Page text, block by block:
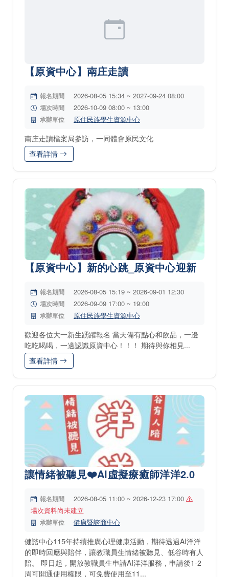
【原資中心】南庄走讀
報名期間 2026-08-05 15:34 ~ 2027-09-24 08:00
場次時間 2026-10-09 08:00 ~ 13:00
承辦單位 原住民族學生資源中心
南庄走讀檔案局參訪，一同體會原民文化
查看詳情
【原資中心】新的心跳_原資中心迎新
報名期間 2026-08-05 15:19 ~ 2026-09-01 12:30
場次時間 2026-09-09 17:00 ~ 19:00
承辦單位 原住民族學生資源中心
歡迎各位大一新生踴躍報名 當天備有點心和飲品，一邊
吃吃喝喝，一邊認識原資中心！！！ 期待與你相見...
查看詳情
讓情緒被聽見❤️AI虛擬療癒師洋洋2.0
報名期間
2026-08-05 11:00 ~ 2026-12-23 17:00
場次資料尚未建立
承辦單位 健康暨諮商中心
健諮中心115年持續推廣心理健康活動，期待透過AI洋洋
的即時回應與陪伴，讓教職員生情緒被聽見、低谷時有人
陪。 即日起，開放教職員生申請AI洋洋服務，申請後1-2
周可開通使用權限，可免費使用至11...